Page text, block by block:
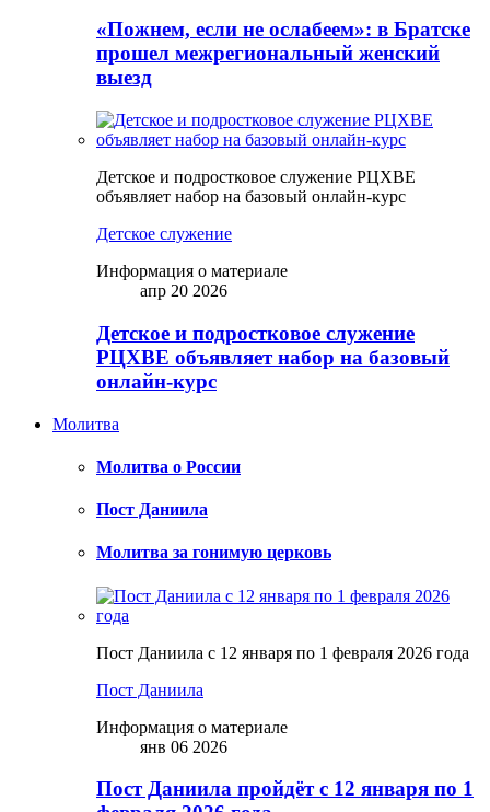
«Пожнем, если не ослабеем»: в Братске
прошел межрегиональный женский
выезд
Детское и подростковое служение РЦХВЕ
объявляет набор на базовый онлайн-курс
Детское служение
Информация о материале
апр 20 2026
Детское и подростковое служение
РЦХВЕ объявляет набор на базовый
онлайн-курс
Молитва
Молитва о России
Пост Даниила
Молитва за гонимую церковь
Пост Даниила с 12 января по 1 февраля 2026 года
Пост Даниила
Информация о материале
янв 06 2026
Пост Даниила пройдёт с 12 января по 1